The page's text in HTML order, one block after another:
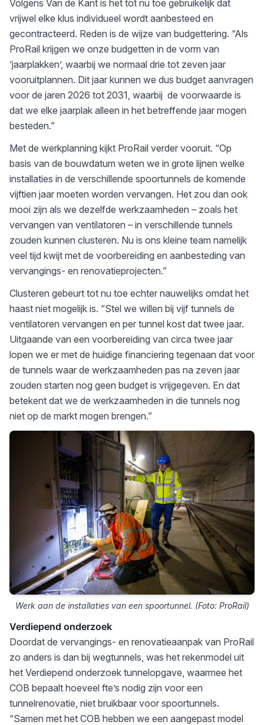
Volgens Van de Kant is het tot nu toe gebruikelijk dat
vrijwel elke klus individueel wordt aanbesteed en
gecontracteerd. Reden is de wijze van budgettering. “Als
ProRail krijgen we onze budgetten in de vorm van
‘jaarplakken’, waarbij we normaal drie tot zeven jaar
vooruitplannen. Dit jaar kunnen we dus budget aanvragen
voor de jaren 2026 tot 2031, waarbij de voorwaarde is
dat we elke jaarplak alleen in het betreffende jaar mogen
besteden.”
Met de werkplanning kijkt ProRail verder vooruit. “Op
basis van de bouwdatum weten we in grote lijnen welke
installaties in de verschillende spoortunnels de komende
vijftien jaar moeten worden vervangen. Het zou dan ook
mooi zijn als we dezelfde werkzaamheden – zoals het
vervangen van ventilatoren – in verschillende tunnels
zouden kunnen clusteren. Nu is ons kleine team namelijk
veel tijd kwijt met de voorbereiding en aanbesteding van
vervangings- en renovatieprojecten.”
Clusteren gebeurt tot nu toe echter nauwelijks omdat het
haast niet mogelijk is. “Stel we willen bij vijf tunnels de
ventilatoren vervangen en per tunnel kost dat twee jaar.
Uitgaande van een voorbereiding van circa twee jaar
lopen we er met de huidige financiering tegenaan dat voor
de tunnels waar de werkzaamheden pas na zeven jaar
zouden starten nog geen budget is vrijgegeven. En dat
betekent dat we de werkzaamheden in die tunnels nog
niet op de markt mogen brengen.”
Werk aan de installaties van een spoortunnel. (Foto: ProRail)
Verdiepend onderzoek
Doordat de vervangings- en renovatieaanpak van ProRail
zo anders is dan bij wegtunnels, was het rekenmodel uit
het Verdiepend onderzoek tunnelopgave, waarmee het
COB bepaalt hoeveel fte’s nodig zijn voor een
tunnelrenovatie, niet bruikbaar voor spoortunnels.
“Samen met het COB hebben we een aangepast model